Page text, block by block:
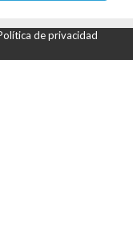
de privacidad